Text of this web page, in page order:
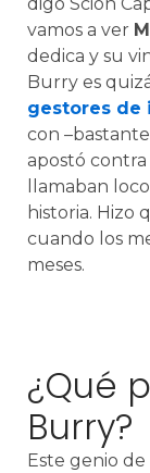
vamos a ver
dedica y su
Burry es
gestores de
con
apostó
llamaban
historia. Hizo
cuando los
meses.
¿Qué
Burry?
Este genio